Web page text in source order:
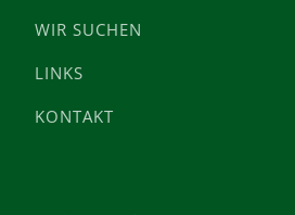
WIR SUCHEN
LINKS
KONTAKT